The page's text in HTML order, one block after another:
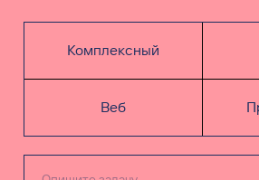
Комплексный
Веб